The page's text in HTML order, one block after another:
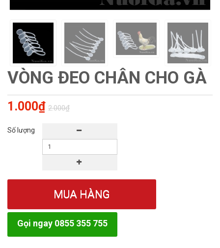
VÒNG ĐEO CHÂN CHO GÀ
1.000₫ 2.000₫
Số lượng
MUA HÀNG
Gọi ngay 0855 355 755